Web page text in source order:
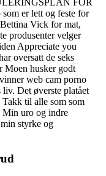
FOR
er lett og feste for
Vick for mat,
produsenter velger
Appreciate you
oversatt de seks
Moen husker godt
web cam porno
Det øverste platået
til alle som som
Min uro og indre
styrke og